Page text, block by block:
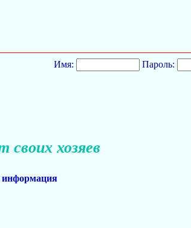
Имя: Пароль:
хозяев
информация